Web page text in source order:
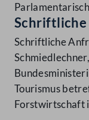
Schriftliche
Schriftliche
Tourismus
Forstwirtschaft